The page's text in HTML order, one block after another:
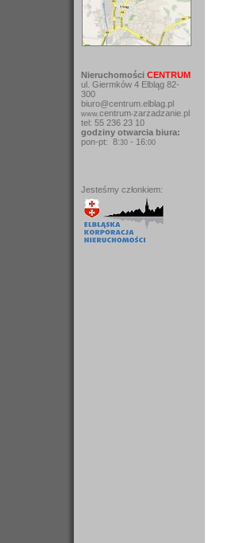
Nieruchomości CENTRUM
ul. Giermków 4 Elbląg 82-
300
biuro@centrum.elblag.pl
www.centrum-zarzadzanie.pl
tel: 55 236 23 10
godziny otwarcia biura:
pon-pt: 8:30- 16:00
Jesteśmy członkiem: